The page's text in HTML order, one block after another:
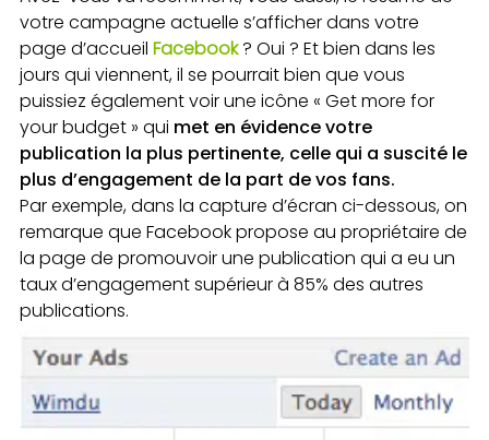
votre campagne actuelle s’afficher dans votre
page d’accueil Facebook? Oui ? Et bien dans les
jours qui viennent, il se pourrait bien que vous
puissiez également voir une icône « Get more for
your budget » qui met en évidence votre
publication la plus pertinente, celle qui a suscité le
plus d’engagement de la part de vos fans.
Par exemple, dans la capture d’écran ci-dessous, on
remarque que Facebook propose au propriétaire de
la page de promouvoir une publication qui a eu un
taux d’engagement supérieur à 85% des autres
publications.